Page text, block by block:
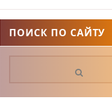
ПОИСК ПО САЙТУ